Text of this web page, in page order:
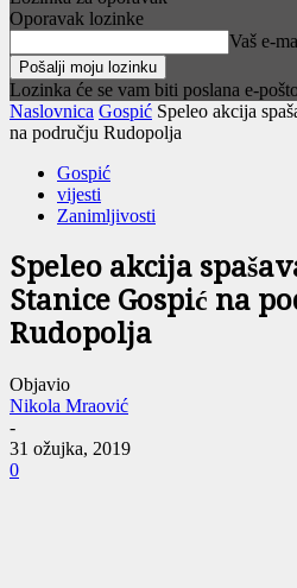
Oporavak lozinke
Vaš e-
Lozinka će se vam biti poslana e-
Naslovnica Gospić Speleo akcija
na području Rudopolja
Gospić
vijesti
Zanimljivosti
Speleo akcija
Stanice Gospić na
Rudopolja
Objavio
Nikola Mraović
-
31 ožujka, 2019
0